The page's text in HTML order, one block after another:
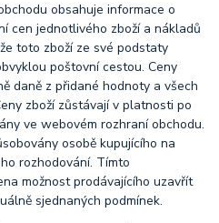
obsahuje informace o
cen jednotlivého zboží a nákladů
toto zboží ze své podstaty
poštovní cestou. Ceny
daně z přidané hodnoty a všech
zboží zůstávají v platnosti po
ve webovém rozhraní obchodu.
osobě kupujícího na
rozhodování. Tímto
možnost prodávajícího uzavřít
sjednaných podmínek.